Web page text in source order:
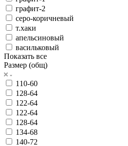
графит-2
серо-коричневый
т.хаки
апельсиновый
васильковый
Показать все
Размер (общ)
110-60
128-64
122-64
122-64
128-64
134-68
140-72